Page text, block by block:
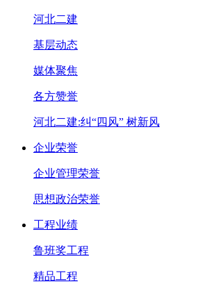
河北二建
基层动态
媒体聚焦
各方赞誉
河北二建:纠“四风” 树新风
企业荣誉
企业管理荣誉
思想政治荣誉
工程业绩
鲁班奖工程
精品工程